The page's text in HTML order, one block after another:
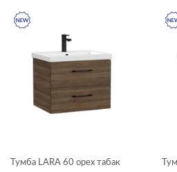
Тумба LARA 60 орех табак